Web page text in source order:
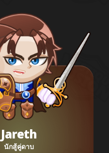
Jareth
นักสู้คู่ดาบ